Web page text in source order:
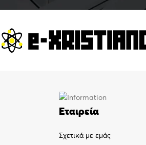
Εταιρεία
Σχετικά με εμάς